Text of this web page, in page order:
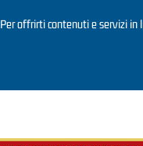
Per offrirti contenuti e servizi in